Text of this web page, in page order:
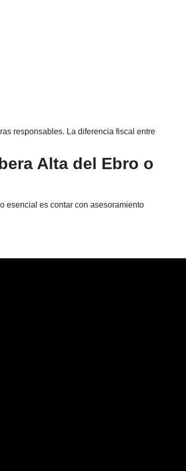
responsables. La diferencia fiscal entre
Alta del Ebro o
esencial es contar con asesoramiento